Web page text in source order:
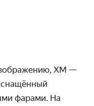
ХМ —
фарами. На